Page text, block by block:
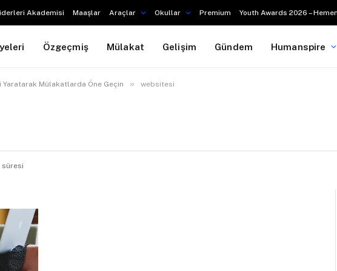
Akademisi Maaşlar Araçlar Okullar Premium Youth Awards 2026 –
Özgeçmiş Mülakat Gelişim Gündem Humanspire
Yaratarak Mülakatlarda Öne Geçin » websitesi
süresi